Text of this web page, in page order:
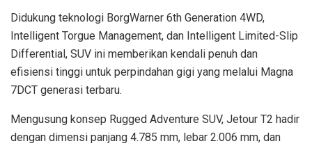
Didukung teknologi BorgWarner 6th Generation 4WD,
Intelligent Torgue Management, dan Intelligent Limited-Slip
Differential, SUV ini memberikan kendali penuh dan
efisiensi tinggi untuk perpindahan gigi yang melalui Magna
7DCT generasi terbaru.
Mengusung konsep Rugged Adventure SUV, Jetour T2 hadir
dengan dimensi panjang 4.785 mm, lebar 2.006 mm, dan